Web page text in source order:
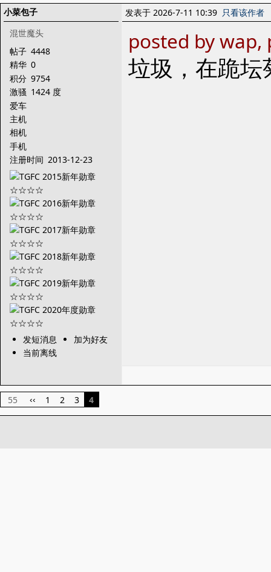
小菜包子
混世魔头
帖子 4448
精华 0
积分 9754
激骚 1424 度
爱车
主机
相机
手机
注册时间 2013-12-23
发短消息
加为好友
当前离线
发表于 2026-7-11 10:39 只看该作者
posted by
垃圾，在跪
55 ‹‹ 1 2 3 4